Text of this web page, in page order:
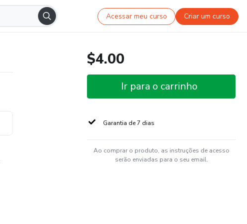
Acessar meu curso Criar um curso
$4.00
Ir para o carrinho
Garantia de 7 dias
Ao comprar o produto, as instruções de acesso
serão enviadas para o seu email.